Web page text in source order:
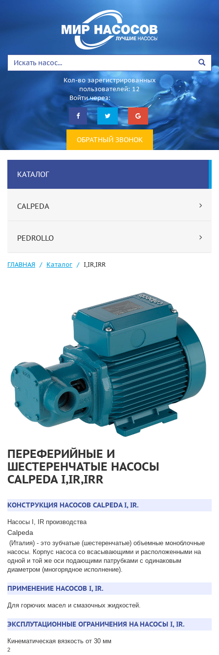
Кол-во зарегистрированных
пользователей: 12
Войти через:
ОБРАТНЫЙ ЗВОНОК
КАТАЛОГ
CALPEDA
PEDROLLO
ГЛАВНАЯ Каталог I,IR,IRR
ПЕРЕФЕРИЙНЫЕ И
ШЕСТЕРЕНЧАТЫЕ НАСОСЫ
CALPEDA I,IR,IRR
КОНСТРУКЦИЯ НАСОСОВ CALPEDA I, IR.
Насосы I, IR производства
Calpeda
(Италия) - это зубчатые (шестеренчатые) объемные моноблочные
насосы. Корпус насоса со всасывающими и расположенными на
одной и той же оси подающими патрубками с одинаковым
диаметром (многорядное исполнение).
ПРИМЕНЕНИЕ НАСОСОВ I, IR.
Для горючих масел и смазочных жидкостей.
ЭКСПЛУТАЦИОННЫЕ ОГРАНИЧЕНИЯ НА НАСОСЫ I, IR.
Кинематическая вязкость от 30 мм
2